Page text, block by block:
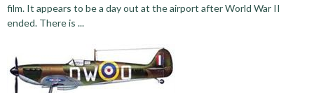
film. It appears to be a day out at the airport after World War II
ended. There is ...